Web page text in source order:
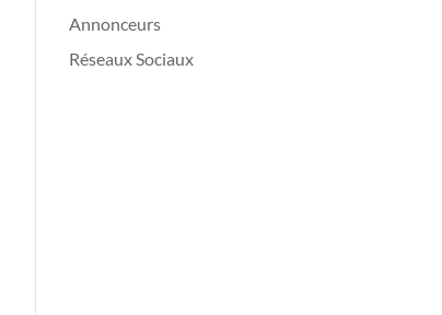
Annonceurs
Réseaux Sociaux